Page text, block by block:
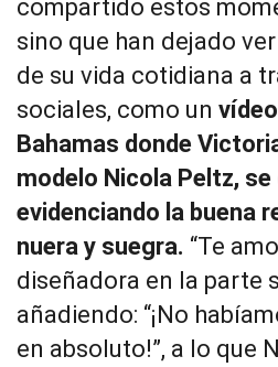
compartido estos
sino que han dejado
de su vida cotidiana a
sociales, como un
Bahamas donde
modelo Nicola Peltz,
evidenciando la buena
nuera y suegra. “Te
diseñadora en la parte
añadiendo: “¡No
en absoluto!”, a lo que